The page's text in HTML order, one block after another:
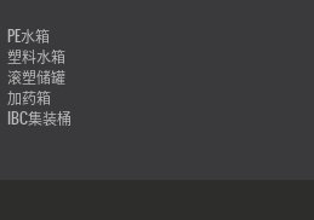
PE水箱
塑料水箱
滚塑储罐
加药箱
IBC集装桶